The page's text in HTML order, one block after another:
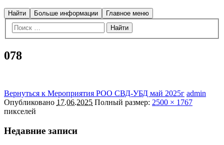
Найти Больше информации Главное меню
078
Вернуться к Мероприятия РОО СВД-УБД май 2025г admin
Опубликовано 17.06.2025 Полный размер: 2500 × 1767
пикселей
Недавние записи